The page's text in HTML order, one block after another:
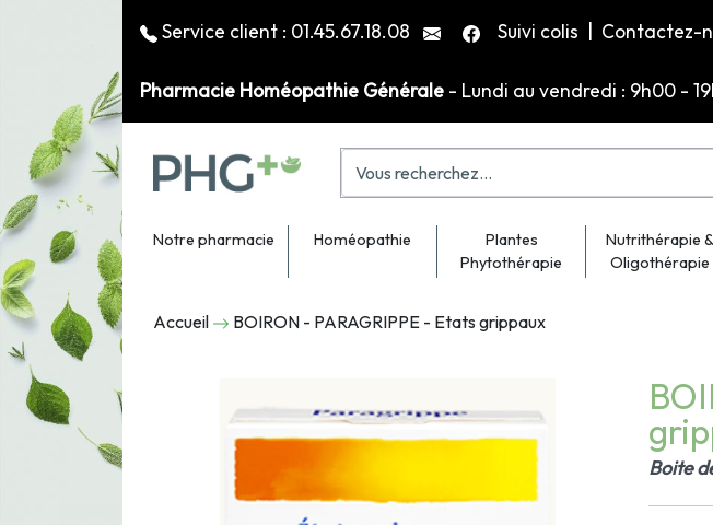
Service client : 01.45.67.18.08 Suivi colis Contactez-
Pharmacie Homéopathie Générale - Lundi au vendredi : 9h00 -
Notre pharmacie Homéopathie
Plantes
Phytothérapie
Nutrithérapie &
Oligothérapie
Accueil BOIRON - PARAGRIPPE - Etats grippaux
Boite